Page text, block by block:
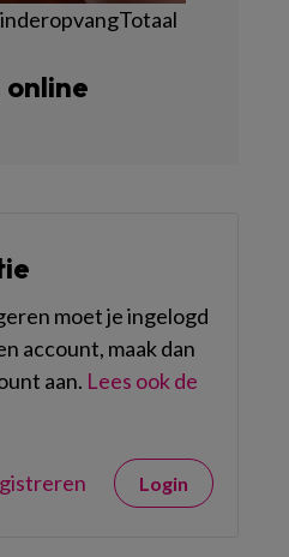
moet je ingelogd
account, maak dan
aan. Lees ook de
Login